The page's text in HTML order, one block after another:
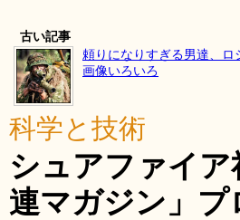
古い記事
頼りになりすぎる男達、ロ
画像いろいろ
科学と技術
シュアファイ
連マガジン」